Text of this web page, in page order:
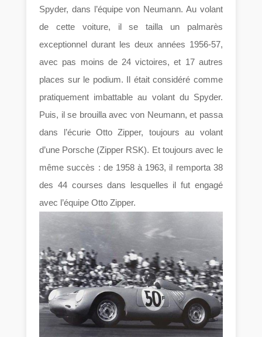
Spyder, dans l’équipe von Neumann. Au volant
de cette voiture, il se tailla un palmarès
exceptionnel durant les deux années 1956-57,
avec pas moins de 24 victoires, et 17 autres
places sur le podium. Il était considéré comme
pratiquement imbattable au volant du Spyder.
Puis, il se brouilla avec von Neumann, et passa
dans l’écurie Otto Zipper, toujours au volant
d’une Porsche (Zipper RSK). Et toujours avec le
même succès : de 1958 à 1963, il remporta 38
des 44 courses dans lesquelles il fut engagé
avec l’équipe Otto Zipper.